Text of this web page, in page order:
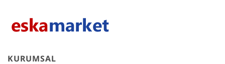
KURUMSAL